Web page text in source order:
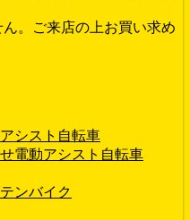
。ご来店の上お買い求め
シスト自転車
電動アシスト自転車
ンバイク